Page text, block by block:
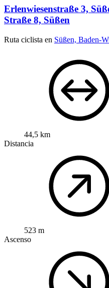
Erlenwiesenstraße 3,
Straße 8, Süßen
Ruta ciclista en Süßen, Baden-
44,5 km
Distancia
523 m
Ascenso